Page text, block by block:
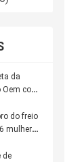
da
com
do freio
mulheres
de